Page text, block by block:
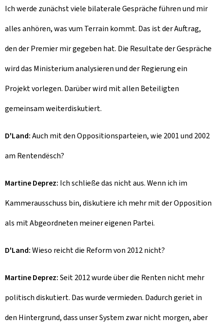
Ich werde zunächst viele bilaterale Gespräche führen und mir
alles anhören, was vum Terrain kommt. Das ist der Auftrag,
den der Premier mir gegeben hat. Die Resultate der Gespräche
wird das Ministerium analysieren und der Regierung ein
Projekt vorlegen. Darüber wird mit allen Beteiligten
gemeinsam weiterdiskutiert.
D'Land:Auch mit den Oppositionsparteien, wie 2001 und 2002
am Rentendësch?
Martine Deprez: Ich schließe das nicht aus. Wenn ich im
Kammerausschuss bin, diskutiere ich mehr mit der Opposition
als mit Abgeordneten meiner eigenen Partei.
D'Land:Wieso reicht die Reform von 2012 nicht?
Martine Deprez:Seit 2012 wurde über die Renten nicht mehr
politisch diskutiert. Das wurde vermieden. Dadurch geriet in
den Hintergrund, dass unser System zwar nicht morgen, aber